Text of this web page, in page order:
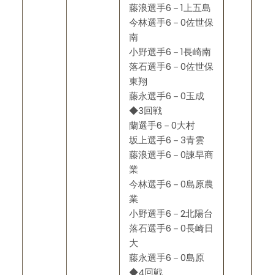
藤浪選手6－1上五島
今林選手6－0佐世保
南
小野選手6－1長崎南
落石選手6－0佐世保
東翔
藤永選手6－0玉成
◆3回戦
蘭選手6－0大村
坂上選手6－3青雲
藤浪選手6－0諫早商
業
今林選手6－0島原農
業
小野選手6－2北陽台
落石選手6－0長崎日
大
藤永選手6－0島原
◆4回戦